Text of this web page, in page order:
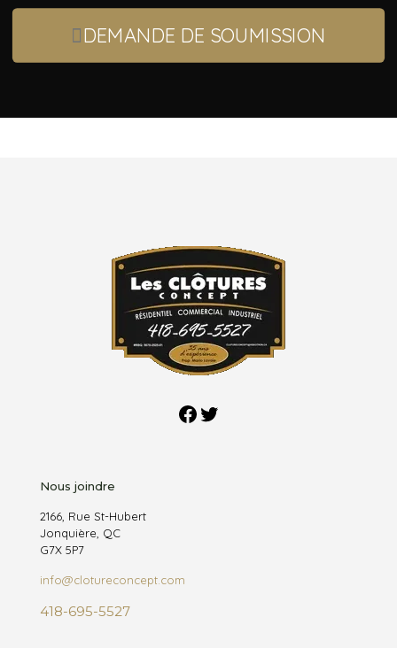
DEMANDE DE SOUMISSION
Facebook
Twitter
Nous joindre
2166, Rue St-Hubert
Jonquière, QC
G7X 5P7
info@clotureconcept.com
418-695-5527